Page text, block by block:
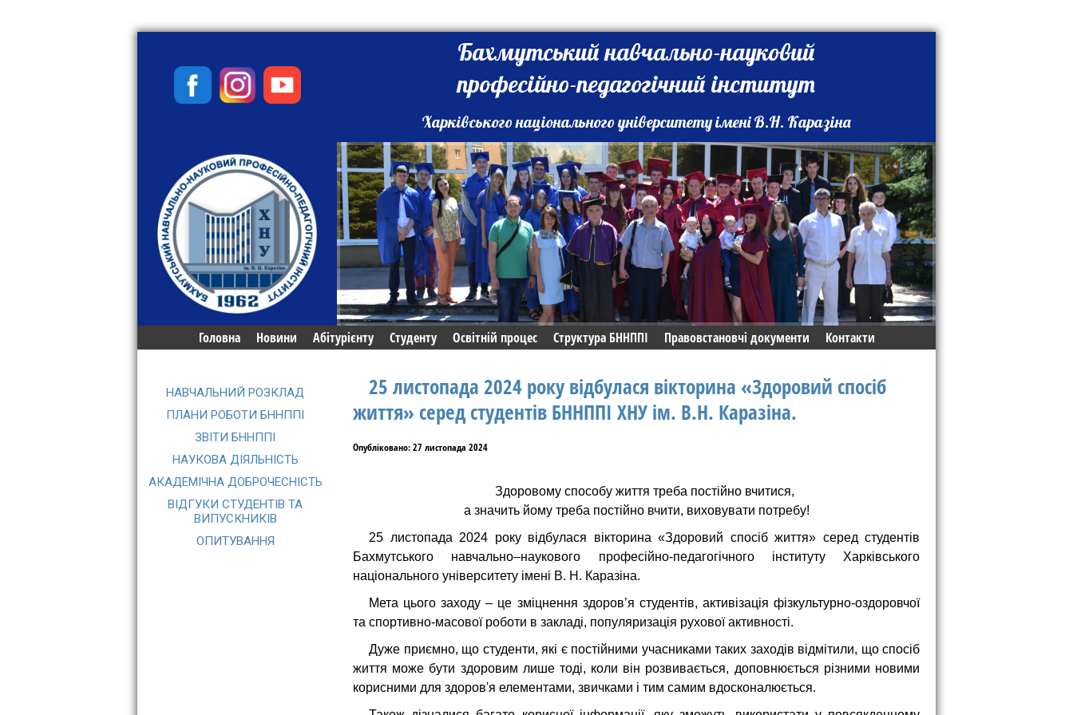
Бахмутський навчально-науковий
професійно-педагогічний інститут
Харківського національного університету імені В.Н. Каразіна
Головна Новини Абітурієнту Студенту Освітній процес Структура БННППІ Правовстановчі документи Контакти
25 листопада 2024 року відбулася вікторина «Здоровий спосіб
життя» серед студентів БННППІ ХНУ ім. В.Н. Каразіна.
Опубліковано: 27 листопада 2024
Здоровому способу життя треба постійно вчитися,
а значить йому треба постійно вчити, виховувати потребу!
25 листопада 2024 року відбулася вікторина «Здоровий спосіб життя» серед студентів
Бахмутського навчально–наукового професійно-педагогічного інституту Харківського
національного університету імені В. Н. Каразіна.
Мета цього заходу – це зміцнення здоров’я студентів, активізація фізкультурно-оздоровчої
та спортивно-масової роботи в закладі, популяризація рухової активності.
Дуже приємно, що студенти, які є постійними учасниками таких заходів відмітили, що спосіб
життя може бути здоровим лише тоді, коли він розвивається, доповнюється різними новими
корисними для здоров'я елементами, звичками і тим самим вдосконалюється.
НАВЧАЛЬНИЙ РОЗКЛАД
ПЛАНИ РОБОТИ БННППІ
ЗВІТИ БННППІ
НАУКОВА ДІЯЛЬНІСТЬ
АКАДЕМІЧНА ДОБРОЧЕСНІСТЬ
ВІДГУКИ СТУДЕНТІВ ТА
ВИПУСКНИКІВ
ОПИТУВАННЯ